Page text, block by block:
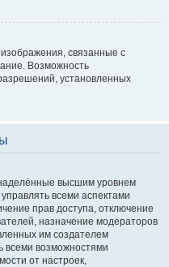
связанные с
Возможность
установленных
высшим уровнем
всеми аспектами
прав доступа, отключение
назначение модераторов
им создателем
всеми возможностями
от настроек,